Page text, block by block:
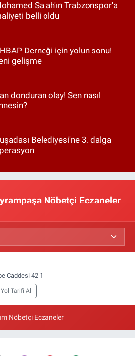
Salah'ın Trabzonspor'a
belli oldu
Derneği için yolun sonu!
gelişme
donduran olay! Sen nasıl
Belediyesi'ne 3. dalga
Nöbetçi Eczaneler
Caddesi 42 1
Yol Tarifi Al
Nöbetçi Eczaneler